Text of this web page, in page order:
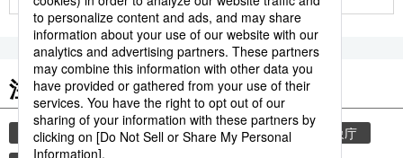
注目のキーワード
共同通信ニュース 和食 気象・災害
気象庁